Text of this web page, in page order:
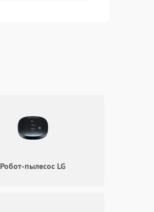
Подробнее →
Робот-пылесос LG